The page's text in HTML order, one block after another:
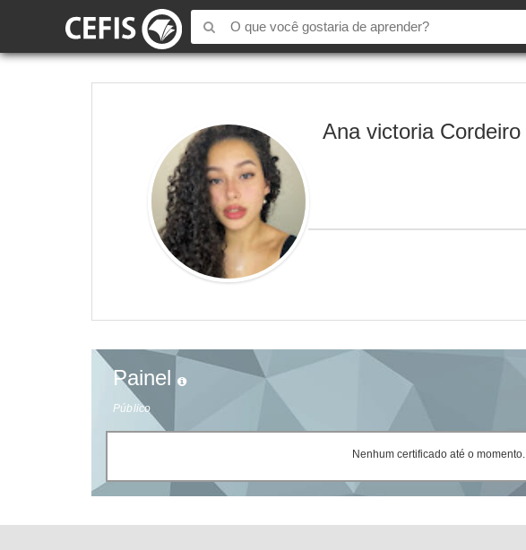
Ana victoria
Painel
Público
Nenhum certificado até o momento.